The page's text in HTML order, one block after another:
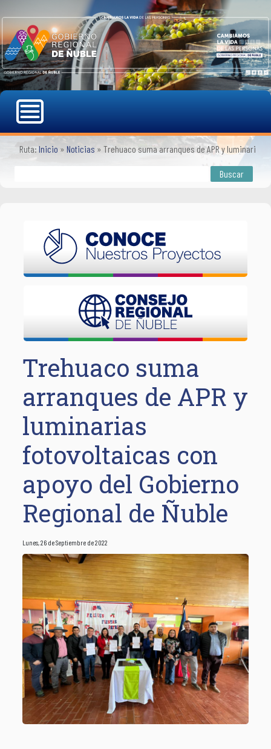
Ruta: Inicio » Noticias » Trehuaco suma arranques de APR y luminarias
Trehuaco suma
arranques de APR y
luminarias
fotovoltaicas con
apoyo del Gobierno
Regional de Ñuble
Lunes, 26 de Septiembre de 2022